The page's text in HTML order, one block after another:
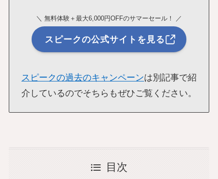
＼ 無料体験＋最大6,000円OFFのサマーセール！ ／
スピークの公式サイトを見る
スピークの過去のキャンペーンは別記事で紹
介しているのでそちらもぜひご覧ください。
目次